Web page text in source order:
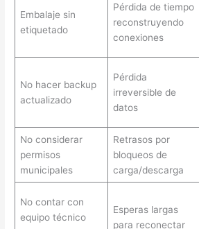
Embalaje sin
etiquetado
Pérdida de tiempo
reconstruyendo
conexiones
No hacer backup
actualizado
Pérdida
irreversible de
datos
No considerar
permisos
municipales
Retrasos por
bloqueos de
carga/descarga
No contar con
equipo técnico
Esperas largas
para reconectar